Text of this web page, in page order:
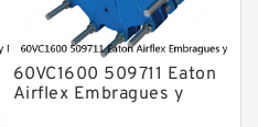
60VC1600 509711 Eaton
Airflex Embragues y